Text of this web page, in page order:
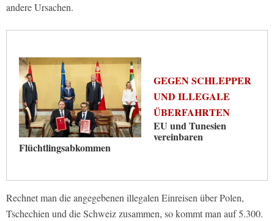
andere Ursachen.
GEGEN SCHLEPPER
UND ILLEGALE
ÜBERFAHRTEN
EU und Tunesien
vereinbaren
Flüchtlingsabkommen
Rechnet man die angegebenen illegalen Einreisen über Polen,
Tschechien und die Schweiz zusammen, so kommt man auf 5.300.